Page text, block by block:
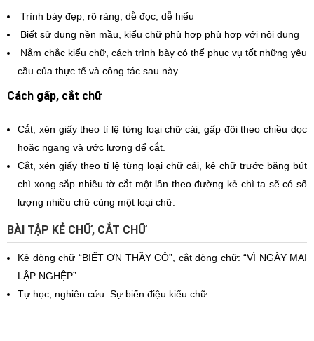
Trình bày đẹp, rõ ràng, dễ đọc, dễ hiểu
Biết sử dụng nền mầu, kiểu chữ phù hợp phù hợp với nội dung
Nắm chắc kiểu chữ, cách trình bày có thể phục vụ tốt những yêu
cầu của thực tế và công tác sau này
Cách gấp, cắt chữ
Cắt, xén giấy theo tỉ lệ từng loại chữ cái, gấp đôi theo chiều dọc
hoặc ngang và ước lượng để cắt.
Cắt, xén giấy theo tỉ lệ từng loại chữ cái, kẻ chữ trước băng bút
chì xong sắp nhiều tờ cắt một lần theo đường kẻ chì ta sẽ có số
lượng nhiều chữ cùng một loại chữ.
BÀI TẬP KẺ CHỮ, CẮT CHỮ
Kẻ dòng chữ “BIẾT ƠN THẦY CÔ”, cắt dòng chữ: “VÌ NGÀY MAI
LẬP NGHỆP”
Tự học, nghiên cứu: Sự biến điệu kiểu chữ